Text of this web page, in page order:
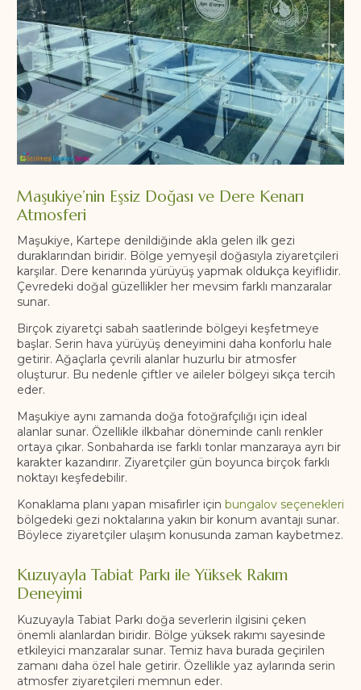
Maşukiye’nin Eşsiz Doğası ve Dere Kenarı
Atmosferi
Maşukiye, Kartepe denildiğinde akla gelen ilk gezi
duraklarından biridir. Bölge yemyeşil doğasıyla ziyaretçileri
karşılar. Dere kenarında yürüyüş yapmak oldukça keyiflidir.
Çevredeki doğal güzellikler her mevsim farklı manzaralar
sunar.
Birçok ziyaretçi sabah saatlerinde bölgeyi keşfetmeye
başlar. Serin hava yürüyüş deneyimini daha konforlu hale
getirir. Ağaçlarla çevrili alanlar huzurlu bir atmosfer
oluşturur. Bu nedenle çiftler ve aileler bölgeyi sıkça tercih
eder.
Maşukiye aynı zamanda doğa fotoğrafçılığı için ideal
alanlar sunar. Özellikle ilkbahar döneminde canlı renkler
ortaya çıkar. Sonbaharda ise farklı tonlar manzaraya ayrı bir
karakter kazandırır. Ziyaretçiler gün boyunca birçok farklı
noktayı keşfedebilir.
Konaklama planı yapan misafirler için bungalov seçenekleri
bölgedeki gezi noktalarına yakın bir konum avantajı sunar.
Böylece ziyaretçiler ulaşım konusunda zaman kaybetmez.
Kuzuyayla Tabiat Parkı ile Yüksek Rakım
Deneyimi
Kuzuyayla Tabiat Parkı doğa severlerin ilgisini çeken
önemli alanlardan biridir. Bölge yüksek rakımı sayesinde
etkileyici manzaralar sunar. Temiz hava burada geçirilen
zamanı daha özel hale getirir. Özellikle yaz aylarında serin
atmosfer ziyaretçileri memnun eder.